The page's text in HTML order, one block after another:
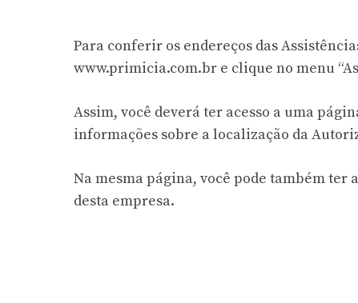
Para conferir os endereços das
www.primicia.com.br e clique no menu
Assim, você deverá ter acesso a uma
informações sobre a localização da
Na mesma página, você pode também ter
desta empresa.